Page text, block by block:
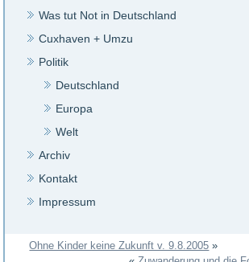
Was tut Not in Deutschland
Cuxhaven + Umzu
Politik
Deutschland
Europa
Welt
Archiv
Kontakt
Impressum
Ohne Kinder keine Zukunft v. 9.8.2005 »